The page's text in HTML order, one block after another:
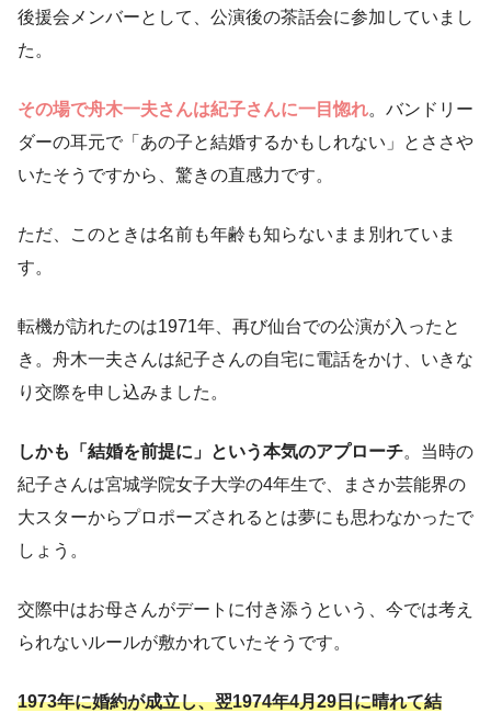
後援会メンバーとして、公演後の茶話会に参加していまし
た。
その場で舟木一夫さんは紀子さんに一目惚れ。バンドリー
ダーの耳元で「あの子と結婚するかもしれない」とささや
いたそうですから、驚きの直感力です。
ただ、このときは名前も年齢も知らないまま別れていま
す。
転機が訪れたのは1971年、再び仙台での公演が入ったと
き。舟木一夫さんは紀子さんの自宅に電話をかけ、いきな
り交際を申し込みました。
しかも「結婚を前提に」という本気のアプローチ。当時の
紀子さんは宮城学院女子大学の4年生で、まさか芸能界の
大スターからプロポーズされるとは夢にも思わなかったで
しょう。
交際中はお母さんがデートに付き添うという、今では考え
られないルールが敷かれていたそうです。
1973年に婚約が成立し、翌1974年4月29日に晴れて結